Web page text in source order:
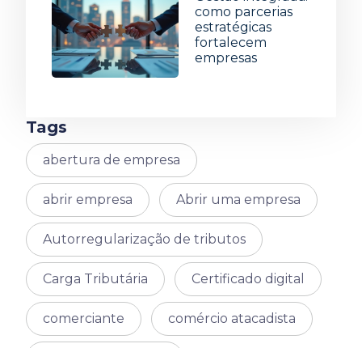
como parcerias
estratégicas
fortalecem
empresas
Tags
abertura de empresa
abrir empresa Abrir uma empresa
Autorregularização de tributos
Carga Tributária Certificado digital
comerciante comércio atacadista